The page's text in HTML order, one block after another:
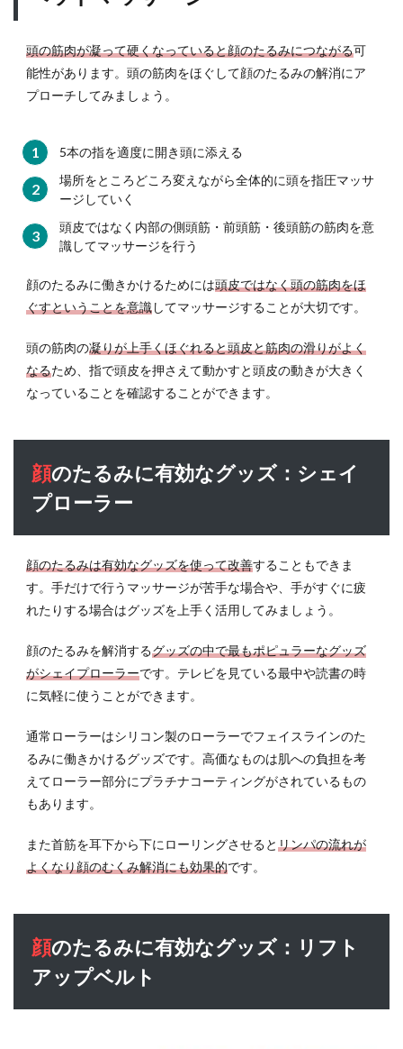
頭の筋肉が凝って硬くなっていると顔のたるみにつながる可
能性があります。頭の筋肉をほぐして顔のたるみの解消にア
プローチしてみましょう。
5本の指を適度に開き頭に添える
場所をところどころ変えながら全体的に頭を指圧マッサ
ージしていく
頭皮ではなく内部の側頭筋・前頭筋・後頭筋の筋肉を意
識してマッサージを行う
顔のたるみに働きかけるためには頭皮ではなく頭の筋肉をほ
ぐすということを意識してマッサージすることが大切です。
頭の筋肉の凝りが上手くほぐれると頭皮と筋肉の滑りがよく
なるため、指で頭皮を押さえて動かすと頭皮の動きが大きく
なっていることを確認することができます。
顔のたるみに有効なグッズ：シェイ
プローラー
顔のたるみは有効なグッズを使って改善することもできま
す。手だけで行うマッサージが苦手な場合や、手がすぐに疲
れたりする場合はグッズを上手く活用してみましょう。
顔のたるみを解消するグッズの中で最もポピュラーなグッズ
がシェイプローラーです。テレビを見ている最中や読書の時
に気軽に使うことができます。
通常ローラーはシリコン製のローラーでフェイスラインのた
るみに働きかけるグッズです。高価なものは肌への負担を考
えてローラー部分にプラチナコーティングがされているもの
もあります。
また首筋を耳下から下にローリングさせるとリンパの流れが
よくなり顔のむくみ解消にも効果的です。
顔のたるみに有効なグッズ：リフト
アップベルト